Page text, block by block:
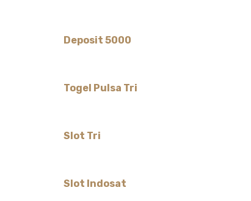
Deposit 5000
Togel Pulsa Tri
Slot Tri
Slot Indosat